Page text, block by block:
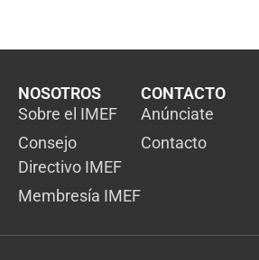
NOSOTROS
Sobre el IMEF
Consejo
Directivo IMEF
Membresía IMEF
CONTACTO
Anúnciate
Contacto